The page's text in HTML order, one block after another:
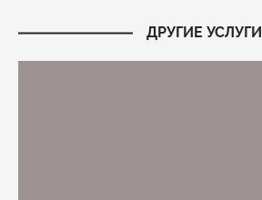
ДРУГИЕ УСЛУГИ